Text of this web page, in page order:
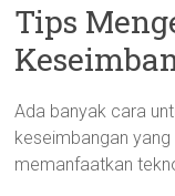
Tips
Ada banyak cara
keseimbangan
memanfaatkan